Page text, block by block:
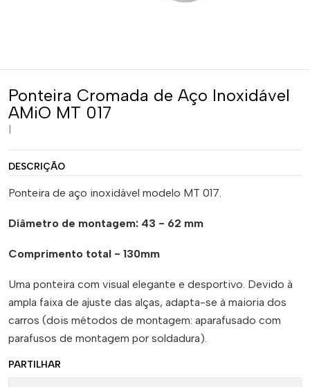
Ponteira Cromada de Aço Inoxidável
AMiO MT 017
DESCRIÇÃO
Ponteira de aço inoxidável modelo MT 017.
Diâmetro de montagem: 43 - 62 mm
Comprimento total - 130mm
Uma ponteira com visual elegante e desportivo. Devido à
ampla faixa de ajuste das alças, adapta-se à maioria dos
carros (dois métodos de montagem: aparafusado com
parafusos de montagem por soldadura).
PARTILHAR